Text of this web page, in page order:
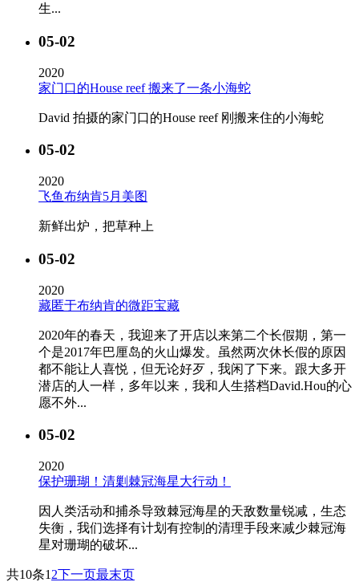
生...
05-02
2020
家门口的House reef 搬来了一条小海蛇
David 拍摄的家门口的House reef 刚搬来住的小海蛇
05-02
2020
飞鱼布纳肯5月美图
新鲜出炉，把草种上
05-02
2020
藏匿于布纳肯的微距宝藏
2020年的春天，我迎来了开店以来第二个长假期，第一
个是2017年巴厘岛的火山爆发。虽然两次休长假的原因
都不能让人喜悦，但无论好歹，我闲了下来。跟大多开
潜店的人一样，多年以来，我和人生搭档David.Hou的心
愿不外...
05-02
2020
保护珊瑚！清剿棘冠海星大行动！
因人类活动和捕杀导致棘冠海星的天敌数量锐减，生态
失衡，我们选择有计划有控制的清理手段来减少棘冠海
星对珊瑚的破坏...
共10条1 2下一页最末页